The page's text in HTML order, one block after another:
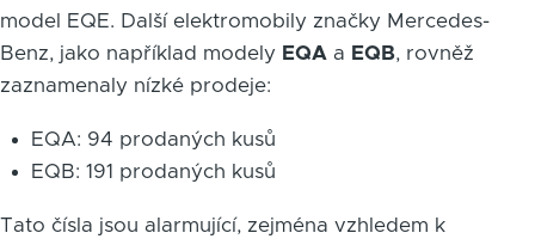
model EQE. Další elektromobily značky Mercedes-
Benz, jako například modely EQA a EQB, rovněž
zaznamenaly nízké prodeje:
EQA: 94 prodaných kusů
EQB: 191 prodaných kusů
Tato čísla jsou alarmující, zejména vzhledem k